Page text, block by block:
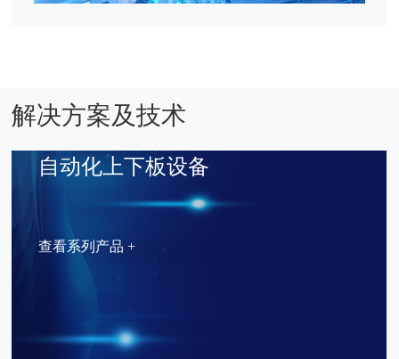
解决方案及技术
自动化上下板设备
查看系列产品 +